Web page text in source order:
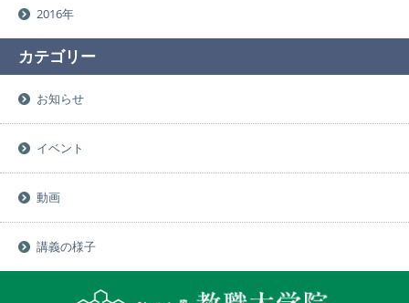
2016年
カテゴリー
お知らせ
イベント
動画
講義の様子